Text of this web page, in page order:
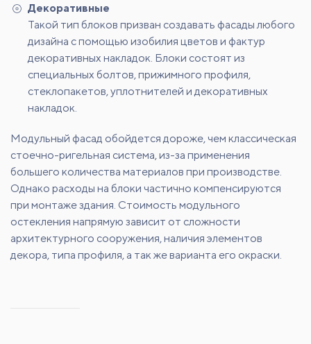
Декоративные
Такой тип блоков призван создавать фасады любого
дизайна с помощью изобилия цветов и фактур
декоративных накладок. Блоки состоят из
специальных болтов, прижимного профиля,
стеклопакетов, уплотнителей и декоративных
накладок.
Модульный фасад обойдется дороже, чем классическая
стоечно-ригельная система, из-за применения
большего количества материалов при производстве.
Однако расходы на блоки частично компенсируются
при монтаже здания. Стоимость модульного
остекления напрямую зависит от сложности
архитектурного сооружения, наличия элементов
декора, типа профиля, а так же варианта его окраски.